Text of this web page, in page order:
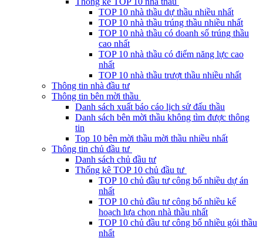
TOP 10 nhà thầu dự thầu nhiều nhất
TOP 10 nhà thầu trúng thầu nhiều nhất
TOP 10 nhà thầu có doanh số trúng thầu
cao nhất
TOP 10 nhà thầu có điểm năng lực cao
nhất
TOP 10 nhà thầu trượt thầu nhiều nhất
Thông tin nhà đầu tư
Thông tin bên mời thầu
Danh sách xuất báo cáo lịch sử đấu thầu
Danh sách bên mời thầu không tìm được thông
tin
Top 10 bên mời thầu mời thầu nhiều nhất
Thông tin chủ đầu tư
Danh sách chủ đầu tư
Thống kê TOP 10 chủ đầu tư
TOP 10 chủ đầu tư công bố nhiều dự án
nhất
TOP 10 chủ đầu tư công bố nhiều kế
hoạch lựa chọn nhà thầu nhất
TOP 10 chủ đầu tư công bố nhiều gói thầu
nhất